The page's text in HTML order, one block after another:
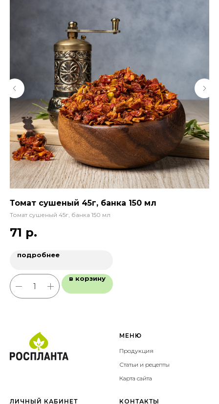
Томат сушеный 45г, банка 150 мл
Томат сушеный 45г, банка 150 мл
71 р.
подробнее
в корзину
МЕНЮ
Продукция
Статьи и рецепты
Карта сайта
ЛИЧНЫЙ КАБИНЕТ КОНТАКТЫ